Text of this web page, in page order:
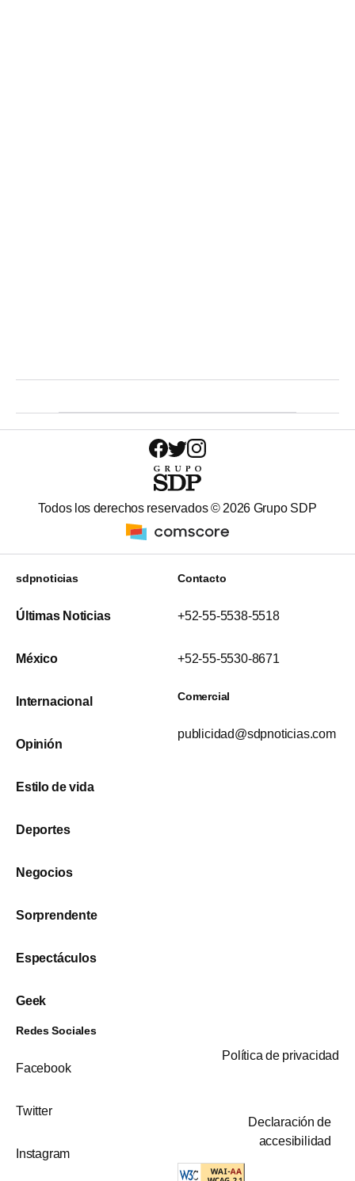
Todos los derechos reservados © 2026 Grupo SDP
sdpnoticias
Últimas Noticias
México
Internacional
Opinión
Estilo de vida
Deportes
Negocios
Sorprendente
Espectáculos
Geek
Contacto
+52-55-5538-5518
+52-55-5530-8671
Comercial
publicidad@sdpnoticias.com
Redes Sociales
Facebook
Twitter
Instagram
Política de privacidad
Declaración de
accesibilidad